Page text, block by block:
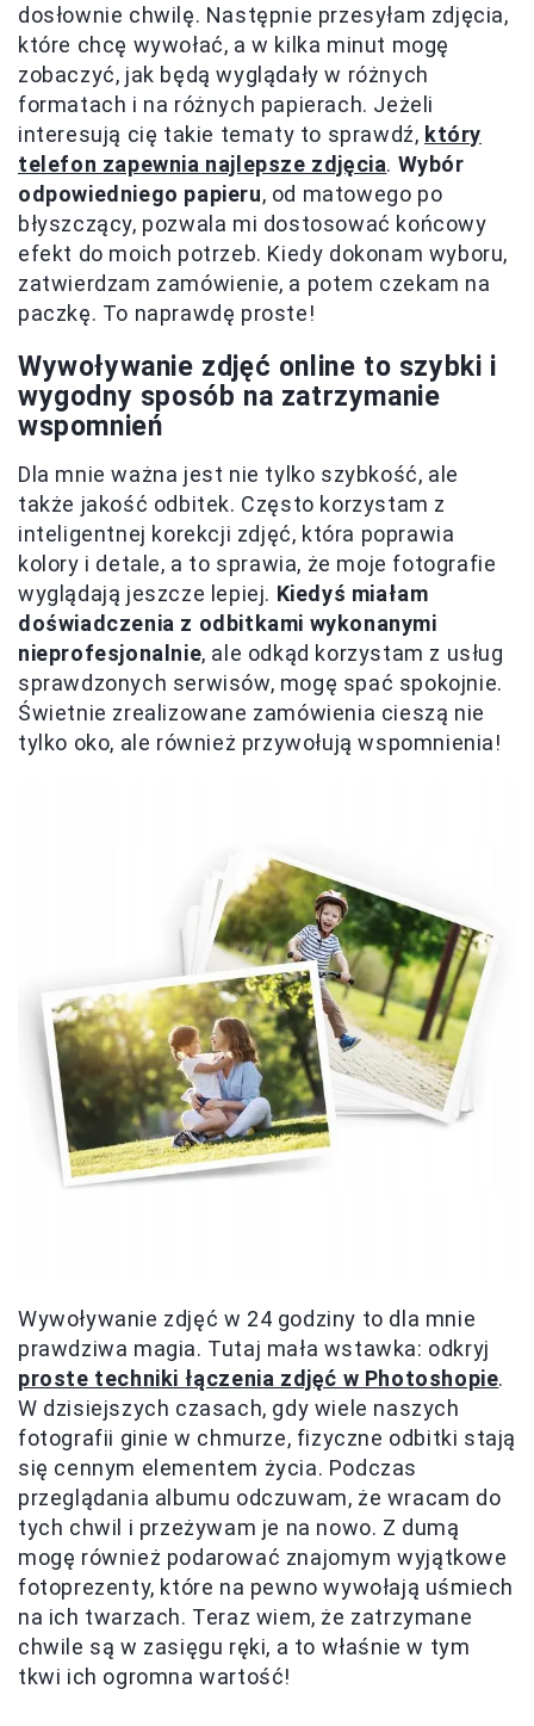
dosłownie chwilę. Następnie przesyłam zdjęcia,
które chcę wywołać, a w kilka minut mogę
zobaczyć, jak będą wyglądały w różnych
formatach i na różnych papierach. Jeżeli
interesują cię takie tematy to sprawdź, który
telefon zapewnia najlepsze zdjęcia. Wybór
odpowiedniego papieru, od matowego po
błyszczący, pozwala mi dostosować końcowy
efekt do moich potrzeb. Kiedy dokonam wyboru,
zatwierdzam zamówienie, a potem czekam na
paczkę. To naprawdę proste!
Wywoływanie zdjęć online to szybki i
wygodny sposób na zatrzymanie
wspomnień
Dla mnie ważna jest nie tylko szybkość, ale
także jakość odbitek. Często korzystam z
inteligentnej korekcji zdjęć, która poprawia
kolory i detale, a to sprawia, że moje fotografie
wyglądają jeszcze lepiej. Kiedyś miałam
doświadczenia z odbitkami wykonanymi
nieprofesjonalnie, ale odkąd korzystam z usług
sprawdzonych serwisów, mogę spać spokojnie.
Świetnie zrealizowane zamówienia cieszą nie
tylko oko, ale również przywołują wspomnienia!
Wywoływanie zdjęć w 24 godziny to dla mnie
prawdziwa magia. Tutaj mała wstawka: odkryj
proste techniki łączenia zdjęć w Photoshopie.
W dzisiejszych czasach, gdy wiele naszych
fotografii ginie w chmurze, fizyczne odbitki stają
się cennym elementem życia. Podczas
przeglądania albumu odczuwam, że wracam do
tych chwil i przeżywam je na nowo. Z dumą
mogę również podarować znajomym wyjątkowe
fotoprezenty, które na pewno wywołają uśmiech
na ich twarzach. Teraz wiem, że zatrzymane
chwile są w zasięgu ręki, a to właśnie w tym
tkwi ich ogromna wartość!